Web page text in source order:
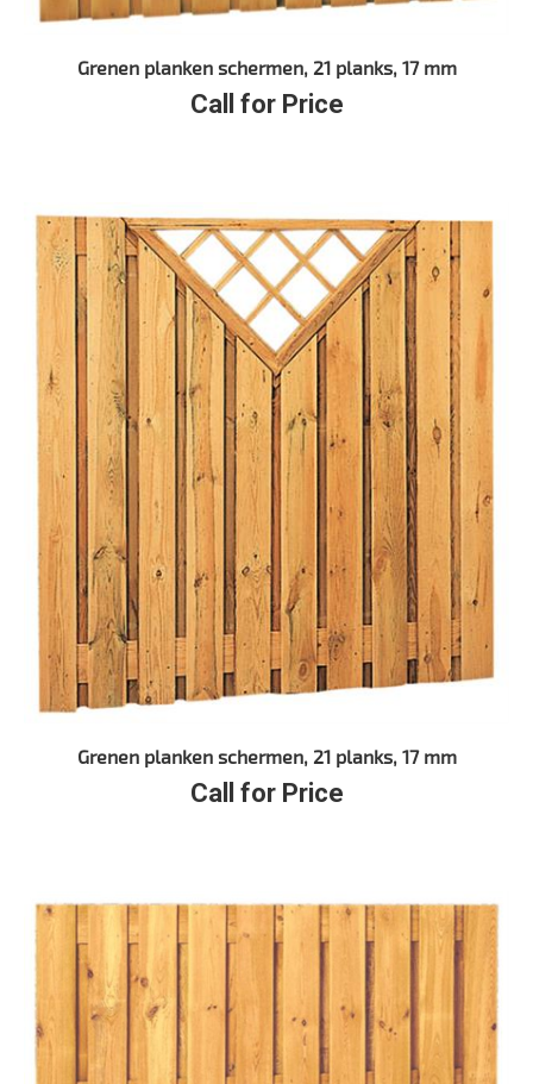
Grenen planken schermen, 21 planks, 17 mm
Call for Price
Grenen planken schermen, 21 planks, 17 mm
Call for Price